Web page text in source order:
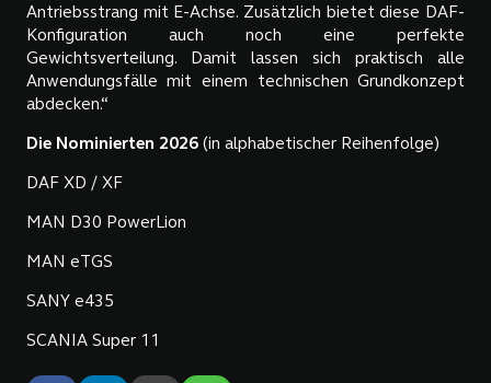
Antriebsstrang mit E-Achse. Zusätzlich bietet diese DAF-
Konfiguration auch noch eine perfekte
Gewichtsverteilung. Damit lassen sich praktisch alle
Anwendungsfälle mit einem technischen Grundkonzept
abdecken.“
Die Nominierten 2026 (in alphabetischer Reihenfolge)
DAF XD / XF
MAN D30 PowerLion
MAN eTGS
SANY e435
SCANIA Super 11